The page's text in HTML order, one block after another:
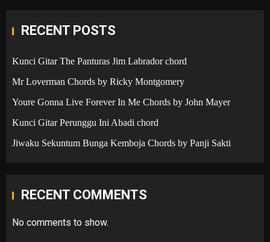
RECENT POSTS
Kunci Gitar The Panturas Jim Labrador chord
Mr Loverman Chords by Ricky Montgomery
Youre Gonna Live Forever In Me Chords by John Mayer
Kunci Gitar Perunggu Ini Abadi chord
Jiwaku Sekuntum Bunga Kemboja Chords by Panji Sakti
RECENT COMMENTS
No comments to show.